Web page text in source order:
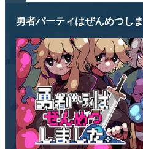
勇者パーティはぜんめつしま